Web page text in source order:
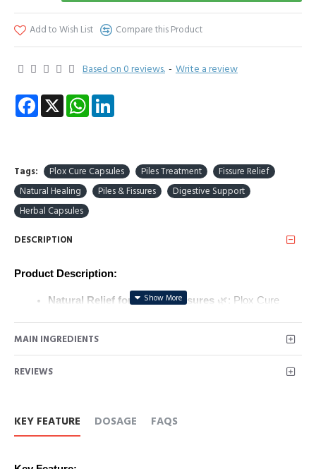
Based on 0 reviews. - Write a review
Add to Wish List Compare this Product
Facebook
X WhatsApp
Tags: Plox Cure Capsules Piles Treatment
Fissure Relief
Natural Healing
Piles & Fissures
Digestive Support
Herbal Capsules
DESCRIPTION
Product Description:
Natural Relief for Piles & Fissures 🌿: Plox Cure
relief from the discomfort and pain caused by piles and
fissures.
Supports Digestive Health
comfort and long-term relief without harsh chemicals,
MAIN INGREDIENTS
REVIEWS
KEY FEATURE DOSAGE FAQS